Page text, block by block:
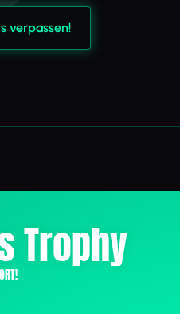
verpassen!
Trophy